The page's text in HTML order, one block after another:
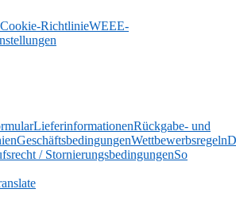
Cookie-RichtlinieWEEE-
LieferinformationenRückgabe- und
GeschäftsbedingungenWettbewerbsregeln
/ StornierungsbedingungenSo